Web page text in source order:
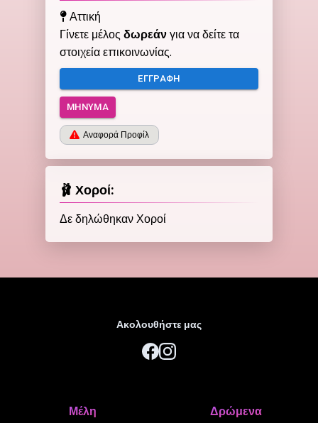
Αττική
Γίνετε μέλοςδωρεάνγια να δείτε τα
στοιχεία επικοινωνίας.
ΕΓΓΡΑΦΉ
ΜΉΝΥΜΑ
Αναφορά Προφίλ
🩰 Χοροί:
Δε δηλώθηκαν Χοροί
Ακολουθήστε μας
Μέλη Δρώμενα